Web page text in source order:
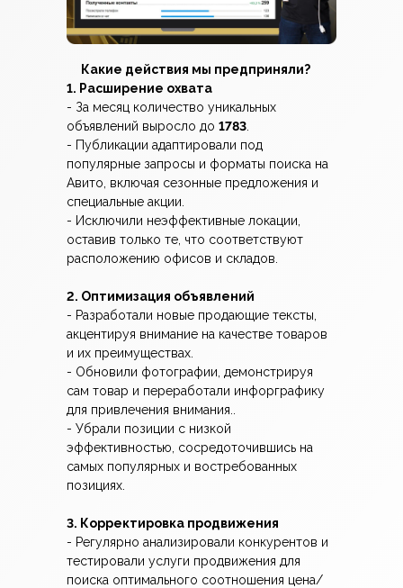
Какие действия мы предприняли?
1. Расширение охвата
- За месяц количество уникальных
объявлений выросло до 1783
- Публикации адаптировали под
популярные запросы и форматы поиска на
Авито, включая сезонные предложения и
специальные акции.
- Исключили неэффективные локации,
оставив только те, что соответствуют
расположению офисов и складов.
2. Оптимизация объявлений
- Разработали новые продающие тексты,
акцентируя внимание на качестве товаров
и их преимуществах.
- Обновили фотографии, демонстрируя
сам товар и переработали инфорграфику
для привлечения внимания..
- Убрали позиции с низкой
эффективностью, сосредоточившись на
самых популярных и востребованных
позициях.
3. Корректировка продвижения
- Регулярно анализировали конкурентов и
тестировали услуги продвижения для
поиска оптимального соотношения цена/